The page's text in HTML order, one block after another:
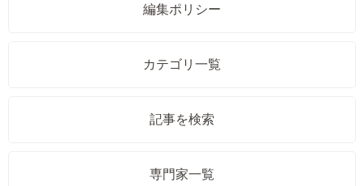
編集ポリシー
カテゴリ一覧
記事を検索
専門家一覧